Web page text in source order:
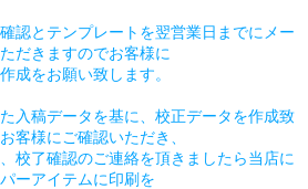
認とテンプレートを翌営業日までにメー
だきますのでお客様に
成をお願い致します。
入稿データを基に、校正データを作成致
客様にご確認いただき、
校了確認のご連絡を頂きましたら当店に
ーアイテムに印刷を